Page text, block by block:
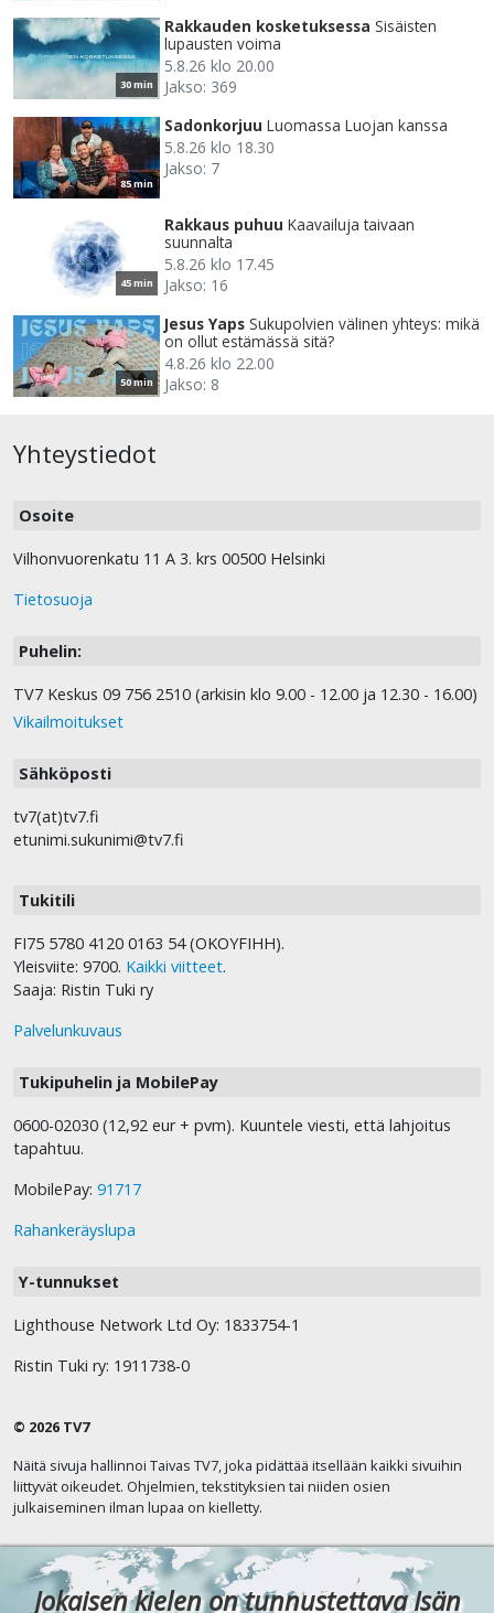
30 min
Rakkauden kosketuksessa Sisäisten
lupausten voima
5.8.26 klo 20.00
Jakso: 369
85 min
Sadonkorjuu Luomassa Luojan kanssa
5.8.26 klo 18.30
Jakso: 7
45 min
Rakkaus puhuu Kaavailuja taivaan
suunnalta
5.8.26 klo 17.45
Jakso: 16
50 min
Jesus Yaps Sukupolvien välinen yhteys: mikä
on ollut estämässä sitä?
4.8.26 klo 22.00
Jakso: 8
Yhteystiedot
Osoite
Vilhonvuorenkatu 11 A 3. krs 00500 Helsinki
Tietosuoja
Puhelin:
TV7 Keskus 09 756 2510 (arkisin klo 9.00 - 12.00 ja 12.30 - 16.00)
Vikailmoitukset
Sähköposti
tv7(at)tv7.fi
etunimi.sukunimi@tv7.fi
Tukitili
FI75 5780 4120 0163 54 (OKOYFIHH).
Yleisviite: 9700. Kaikki viitteet.
Saaja: Ristin Tuki ry
Palvelunkuvaus
Tukipuhelin ja MobilePay
0600-02030 (12,92 eur + pvm). Kuuntele viesti, että lahjoitus
tapahtuu.
MobilePay: 91717
Rahankeräyslupa
Y-tunnukset
Lighthouse Network Ltd Oy: 1833754-1
Ristin Tuki ry: 1911738-0
© 2026 TV7
Näitä sivuja hallinnoi Taivas TV7, joka pidättää itsellään kaikki sivuihin
liittyvät oikeudet. Ohjelmien, tekstityksien tai niiden osien
julkaiseminen ilman lupaa on kielletty.
Jokaisen kielen on tunnustettava Isän